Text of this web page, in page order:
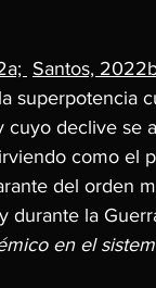
Santos,
la superpotencia
cuyo declive se
como el
del orden
durante la
en el